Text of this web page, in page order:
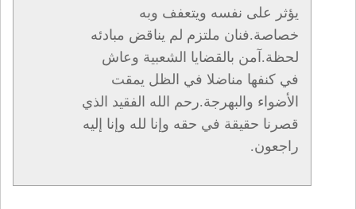
يؤثر على نفسه ويتعفف وبه
خصاصة.فنان ملتزم لم يناقض مبادئه
لحظة.آمن بالقضايا الشعبية وعاش
في كنفها مناضلا في الظل يمقت
الأضواء والبهرجة.رحم الله الفقيد الذي
قصرنا حقيقة في حقه وإنا لله وإنا إليه
راجعون.